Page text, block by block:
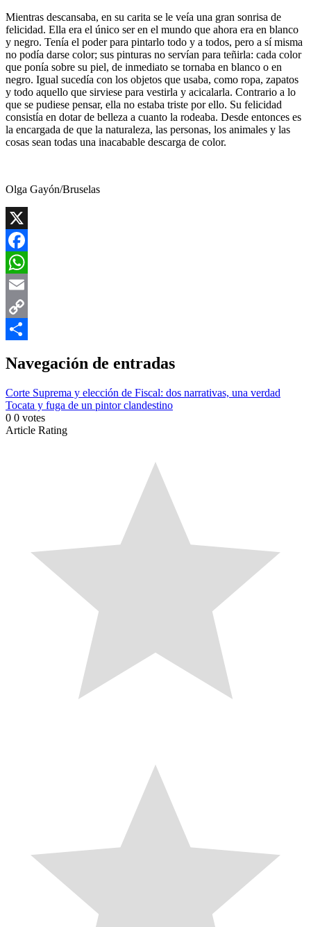
Mientras descansaba, en su carita se le veía una gran sonrisa de
felicidad. Ella era el único ser en el mundo que ahora era en blanco
y negro. Tenía el poder para pintarlo todo y a todos, pero a sí misma
no podía darse color; sus pinturas no servían para teñirla: cada color
que ponía sobre su piel, de inmediato se tornaba en blanco o en
negro. Igual sucedía con los objetos que usaba, como ropa, zapatos
y todo aquello que sirviese para vestirla y acicalarla. Contrario a lo
que se pudiese pensar, ella no estaba triste por ello. Su felicidad
consistía en dotar de belleza a cuanto la rodeaba. Desde entonces es
la encargada de que la naturaleza, las personas, los animales y las
cosas sean todas una inacabable descarga de color.
Olga Gayón/Bruselas
X
Facebook
WhatsApp
Email
Copy
Navegación de entradas
Corte Suprema y elección de Fiscal: dos narrativas, una verdad
Tocata y fuga de un pintor clandestino
0 0 votes
Article Rating